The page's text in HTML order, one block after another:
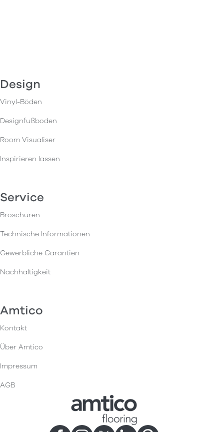
Design
Vinyl-Böden
Designfußboden
Room Visualiser
Inspirieren lassen
Service
Broschüren
Technische Informationen
Gewerbliche Garantien
Nachhaltigkeit
Amtico
Kontakt
Über Amtico
Impressum
AGB